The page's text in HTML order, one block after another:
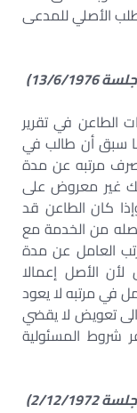
الأصلي للمدعى
الطاعن في تقرير
سبق أن طالب في
مرتبه عن مدة
غير معروض على
كان الطاعن قد
من الخدمة مع
العامل عن مدة
لأن الأصل إعمالا
في مرتبه لا يعود
الى تعويض لا يقضي
شروط المسئولية